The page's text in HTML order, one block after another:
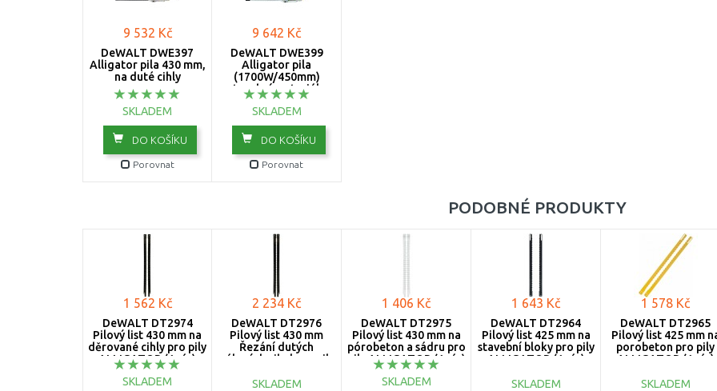
9 532 Kč
DeWALT DWE397
Alligator pila 430 mm,
na duté cihly
SKLADEM
DO KOŠÍKU
Porovnat
9 642 Kč
DeWALT DWE399
Alligator pila
(1700W/450mm)
stavební materiály
SKLADEM
DO KOŠÍKU
Porovnat
PODOBNÉ PRODUKTY
1 562 Kč
DeWALT DT2974
Pilový list 430 mm na
děrované cihly pro pily
ALLIGATOR (1pár)
SKLADEM
2 234 Kč
DeWALT DT2976
Pilový list 430 mm
Řezání dutých
pálených cihel pro pily
SKLADEM
1 406 Kč
DeWALT DT2975
Pilový list 430 mm na
pórobeton a sádru pro
pily ALLIGATOR (1pár)
SKLADEM
1 643 Kč
DeWALT DT2964
Pilový list 425 mm na
stavební bloky pro pily
ALLIGATOR (1pár)
SKLADEM
1 578 Kč
DeWALT DT2965
Pilový list 425 mm
porobeton pro pily
ALLIGATOR (1pár)
SKLADEM